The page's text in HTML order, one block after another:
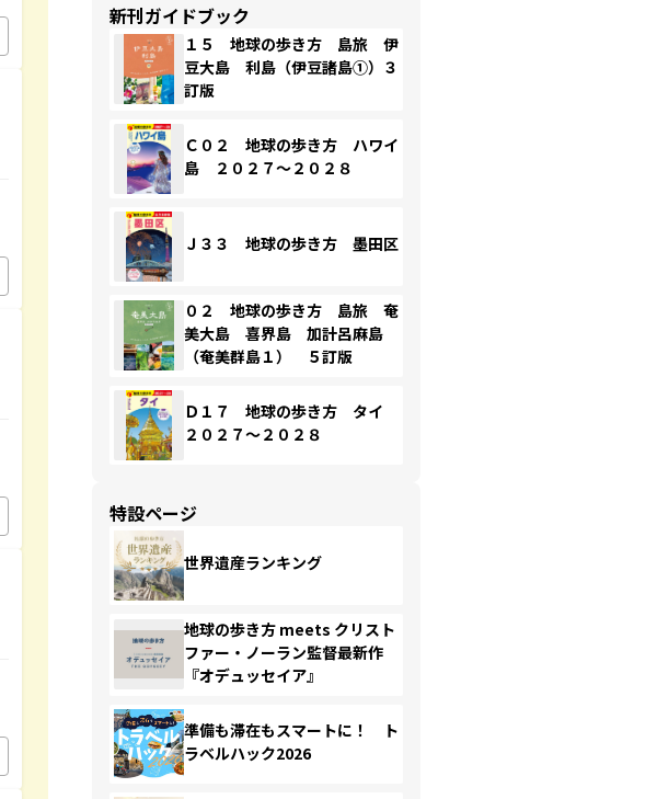
新刊ガイドブック
１５ 地球の歩き方 島旅 伊
豆大島 利島（伊豆諸島①）３
訂版
Ｃ０２ 地球の歩き方 ハワイ
島 ２０２７～２０２８
Ｊ３３ 地球の歩き方 墨田区
０２ 地球の歩き方 島旅 奄
美大島 喜界島 加計呂麻島
（奄美群島１） ５訂版
Ｄ１７ 地球の歩き方 タイ
２０２７～２０２８
特設ページ
世界遺産ランキング
地球の歩き方 meets クリスト
ファー・ノーラン監督最新作
『オデュッセイア』
準備も滞在もスマートに！ ト
ラベルハック2026